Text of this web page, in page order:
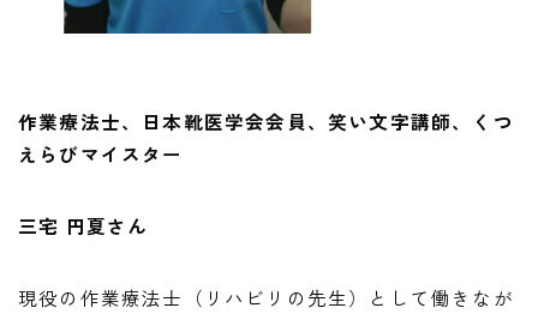
作業療法士、日本靴医学会会員、笑い文字講師、くつ
えらびマイスター
三宅 円夏さん
現役の作業療法士（リハビリの先生）として働きなが